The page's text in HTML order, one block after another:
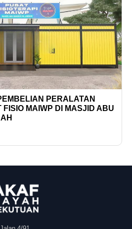
PERALATAN
FISIO MAIWP DI MASJID ABU